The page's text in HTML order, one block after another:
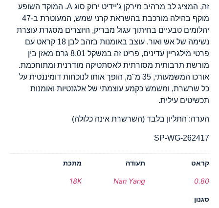
זה, המציג לב מרהיב מירקן ג'יידיט ירוק סוג A. המוקד השופע
מוקף בהילה מורכבת בהשראת קרני שמש, המעוטרת ב-47
יהלומים טבעיים בחיתוך עגול מבריק, היוצרים מסגרת עוצרת
נשימה של אש ואור. עוצב באומנות בזהב לבן 18 קראט עם
פרטי מילגריין עדינים, פריט זה במשקל 8.01 גרם מאזן בין
מורשת תרבותית מסורתית לאסתטיקה מודרנית ומתוחכמת.
אורכו המשמעותי, 35 מ"מ, הופך אותו לנוכחות דומיננטית על
כל שרשרת, ומשמש כקמע עוצמתי של אלגנטיות ואומנות
תכשיטים עילית.
הערה: התליון בלבד (השרשרת אינה כלולה)
SP-WG-262417
קראט
0.80
תעודה
Nan Yang
מתכת
18K
סגנון